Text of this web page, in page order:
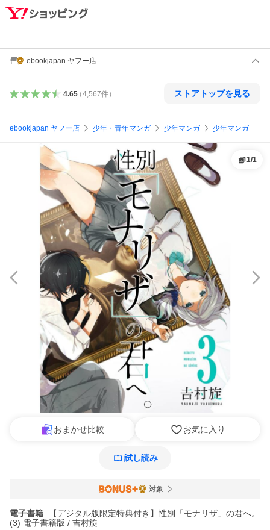
ebookjapan ヤフー店
4.65（4,567件） ストアトップを見る
ebookjapan ヤフー店 少年・青年マンガ 少年マンガ 少年マンガ
1/1
おまかせ比較 お気に入り
試し読み
対象
電子書籍
【デジタル版限定特典付き】性別「モナリザ」の君へ。
(3) 電子書籍版 / 吉村旋